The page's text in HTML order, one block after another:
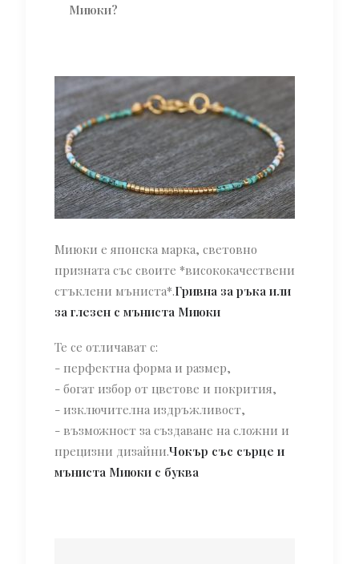
Миюки?
Миюки е японска марка, световно
призната със своите *висококачествени
стъклени мъниста*.Гривна за ръка или
за глезен с мъниста Миюки
Те се отличават с:
- перфектна форма и размер,
- богат избор от цветове и покрития,
- изключителна издръжливост,
- възможност за създаване на сложни и
прецизни дизайни.Чокър със сърце и
мъниста Миюки с буква